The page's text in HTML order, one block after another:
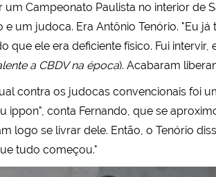
Campeonato Paulista no interior de
um judoca. Era Antônio Tenório. "Eu já
ele era deficiente físico. Fui
a CBDV na época). Acabaram
contra os judocas convencionais foi
ippon", conta Fernando, que se
logo se livrar dele. Então, o Tenório
tudo começou."